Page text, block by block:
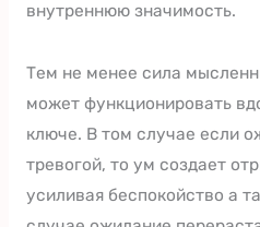
внутреннюю значимость.
Тем не менее сила
может функционировать
ключе. В том случае если
тревогой, то ум создает
усиливая беспокойство а